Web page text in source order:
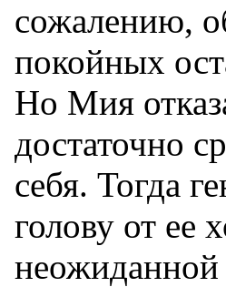
сожалению,
покойных
Но Мия
достаточно
себя. Тогда
голову от ее
неожиданной